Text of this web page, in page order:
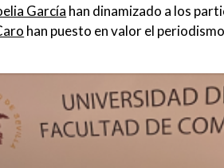
García han dinamizado a los
han puesto en valor el